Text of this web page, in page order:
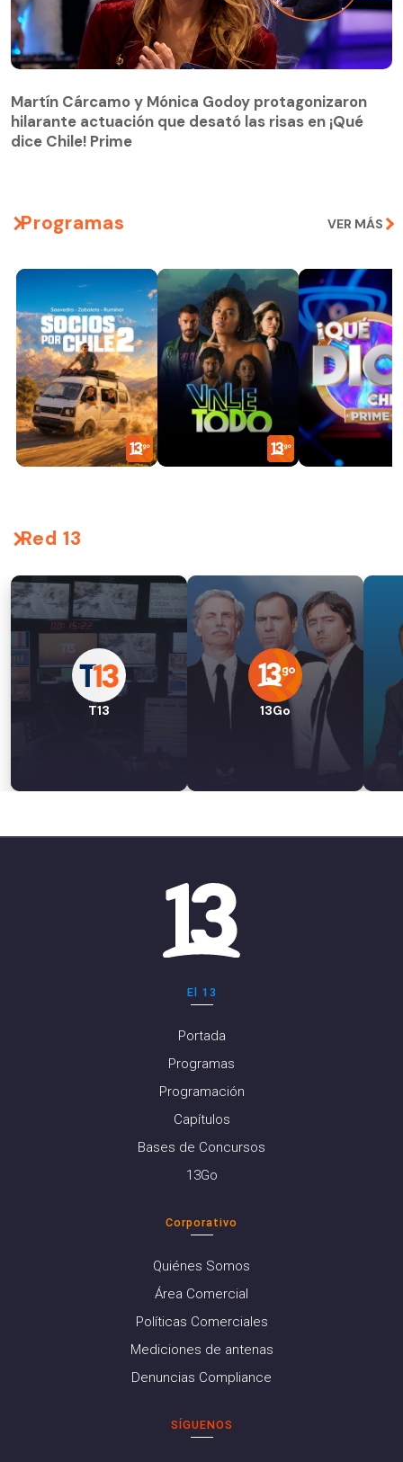
hilarante actuación que desató las risas en ¡Qué
dice Chile! Prime
Martín Cárcamo y Mónica Godoy protagonizaron
hilarante actuación que desató las risas en ¡Qué
dice Chile! Prime
Programas VER MÁS
Red 13
T13 13Go
El 13
Portada
Programas
Programación
Capítulos
Bases de Concursos
13Go
Corporativo
Quiénes Somos
Área Comercial
Políticas Comerciales
Mediciones de antenas
Denuncias Compliance
SÍGUENOS